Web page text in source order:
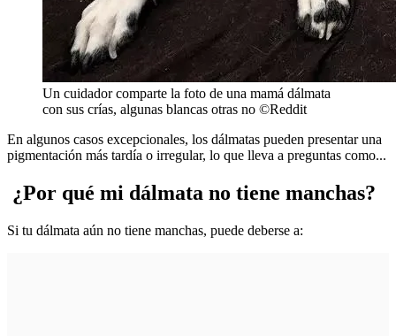
Un cuidador comparte la foto de una mamá dálmata
con sus crías, algunas blancas otras no ©Reddit
En algunos casos excepcionales, los dálmatas pueden presentar una
pigmentación más tardía o irregular, lo que lleva a preguntas como...
¿Por qué mi dálmata no tiene manchas?
Si tu dálmata aún no tiene manchas, puede deberse a: